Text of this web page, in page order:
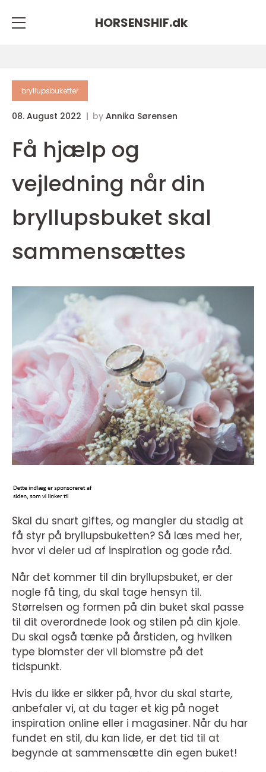
HORSENSHIF.dk
bryllupsbuketter
08. August 2022 by Annika Sørensen
Få hjælp og
vejledning når din
bryllupsbuket skal
sammensættes
Skal du snart giftes, og mangler du stadig at
få styr på bryllupsbuketten? Så læs med her,
hvor vi deler ud af inspiration og gode råd.
Når det kommer til din bryllupsbuket, er der
nogle få ting, du skal tage hensyn til.
Størrelsen og formen på din buket skal passe
til dit overordnede look og stilen på din kjole.
Du skal også tænke på årstiden, og hvilken
type blomster der vil blomstre på det
tidspunkt.
Hvis du ikke er sikker på, hvor du skal starte,
anbefaler vi, at du tager et kig på noget
inspiration online eller i magasiner. Når du har
fundet en stil, du kan lide, er det tid til at
begynde at sammensætte din egen buket!